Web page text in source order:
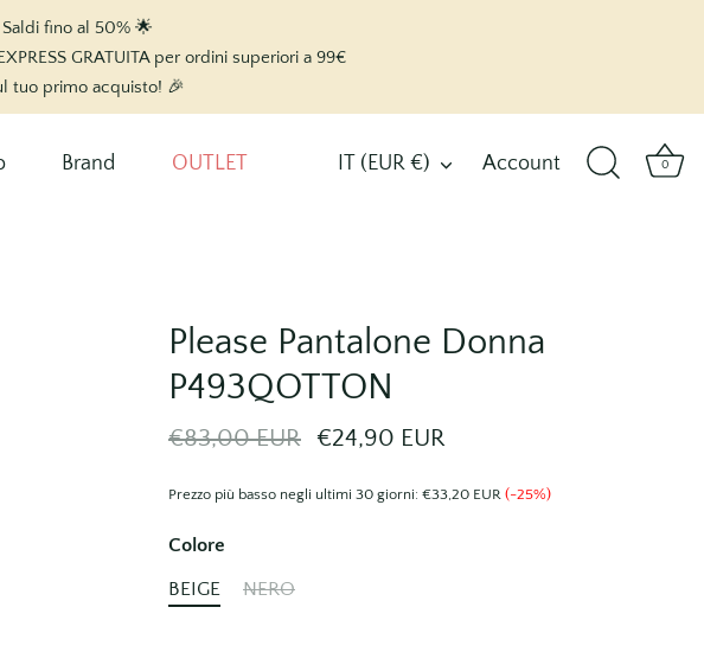
fino al 50% 🌟
GRATUITA per ordini superiori a 99€
tuo primo acquisto! 🎉
Brand OUTLET Valuta
IT (EUR €) Account 0
Please Pantalone Donna
P493QOTTON
€83,00 EUR €24,90 EUR
Prezzo più basso negli ultimi 30 giorni: €33,20 EUR (-25%)
Colore
BEIGE NERO